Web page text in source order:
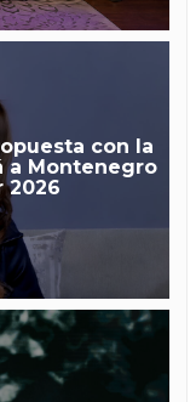
con la
a Montenegro
2026